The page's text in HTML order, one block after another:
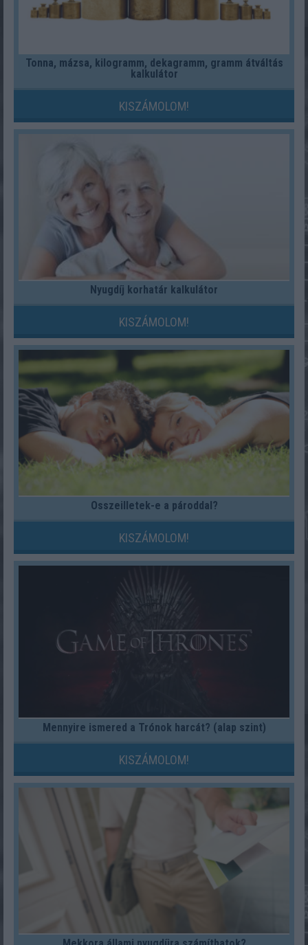
Tonna, mázsa, kilogramm, dekagramm, gramm átváltás
kalkulátor
KISZÁMOLOM!
Nyugdíj korhatár kalkulátor
KISZÁMOLOM!
Összeilletek-e a pároddal?
KISZÁMOLOM!
Mennyire ismered a Trónok harcát? (alap szint)
KISZÁMOLOM!